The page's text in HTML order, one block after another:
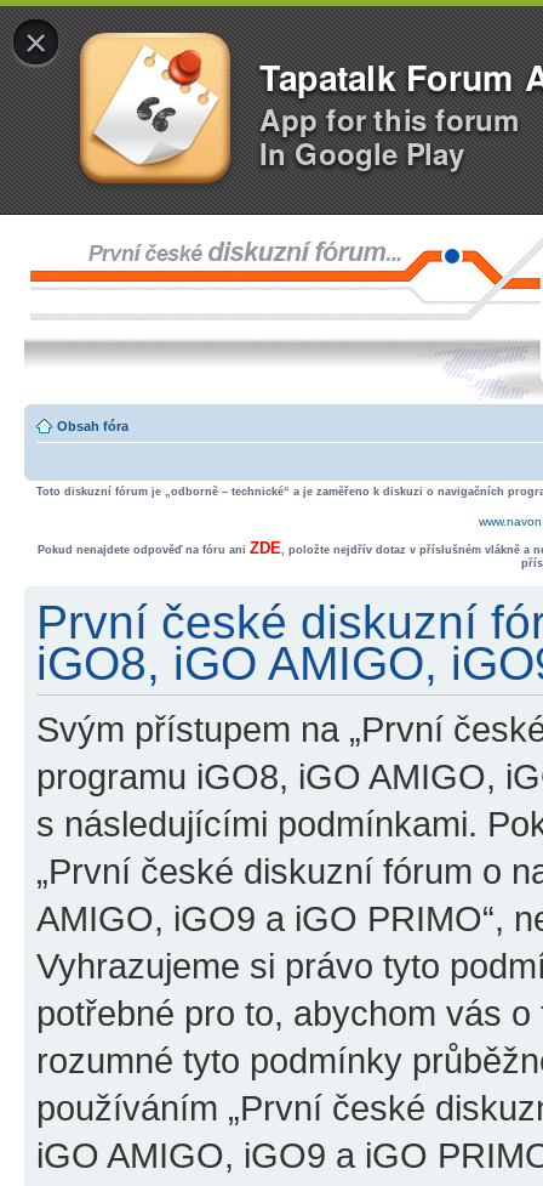
×
Tapatalk Forum
App for this forum
In Google Play
Obsah fóra
Toto diskuzní fórum je „odborně – technické“ a je zaměřeno k diskuzi o navigačních
Pokud nenajdete odpověď na fóru ani ZDE, položte nejdřív dotaz v příslušném vlákně a
První české diskuzní
iGO8, iGO AMIGO,
Svým přístupem na „První
programu iGO8, iGO AMIGO,
s následujícími podmínkami.
„První české diskuzní fórum o
AMIGO, iGO9 a iGO PRIMO“,
Vyhrazujeme si právo tyto
potřebné pro to, abychom vás
rozumné tyto podmínky
používáním „První české
iGO AMIGO, iGO9 a iGO